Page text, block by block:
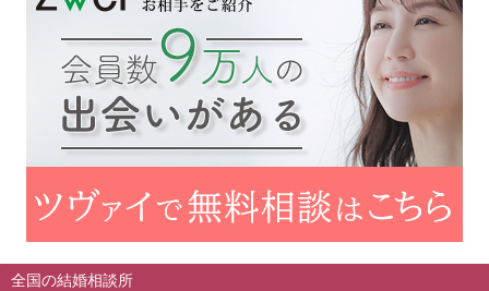
全国の結婚相談所